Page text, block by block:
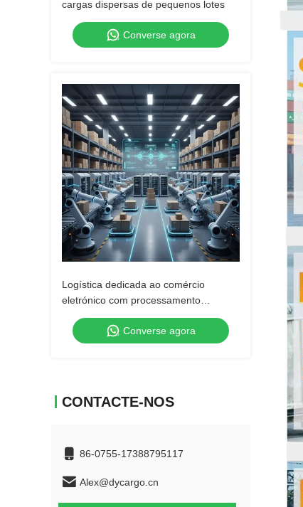
cargas dispersas de pequenos lotes
Converse agora
Logística dedicada ao comércio
eletrónico com processamento
automático de pedidos
Converse agora
CONTACTE-NOS
86-0755-17388795117
Alex@dycargo.cn